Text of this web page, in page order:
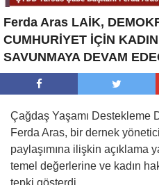
Ferda Aras LAİK,
CUMHURİYET İÇİN
SAVUNMAYA DEVAM
Çağdaş Yaşamı Destekleme
Ferda Aras, bir dernek
paylaşımına ilişkin açıklama
temel değerlerine ve kadın
tepki gösterdi.